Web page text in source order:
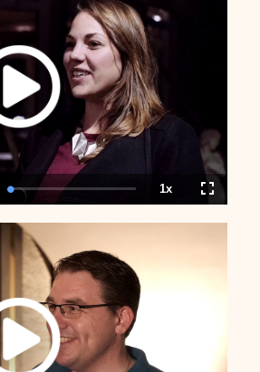
Loaded:
0.00%
1xPlayback
Rate
Fullscreen